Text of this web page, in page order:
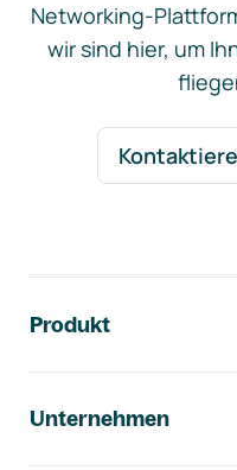
Networking-
wir sind hier, um
Produkt
Unternehmen